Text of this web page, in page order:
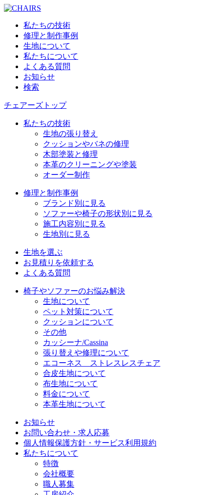
私たちの技術
修理と制作事例
生地について
私たちについて
よくある質問
お知らせ
検索
チェアーズトップ
私たちの技術
生地の張り替え
クッションやバネの修理
木部塗装と修理
本革のクリーニングや塗装
オーダー制作
修理と制作事例
ブランド別に見る
ソファーや椅子の形状別に見る
施工内容別に見る
生地別に見る
生地を選ぶ
お見積りを依頼する
よくある質問
椅子やソファーのお悩み解決
生地について
ペット対策について
クッションについて
その他
カッシーナ/Cassina
張り替えや修理について
エコーネス ストレスレスチェア
合皮生地について
布生地について
料金について
本革生地について
お知らせ
お問い合わせ・求人応募
個人情報保護方針・サービス利用規約
私たちについて
特徴
会社概要
職人募集